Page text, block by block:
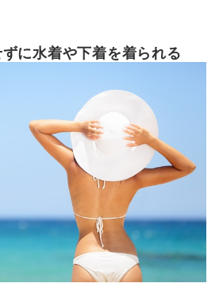
に水着や下着を着られる